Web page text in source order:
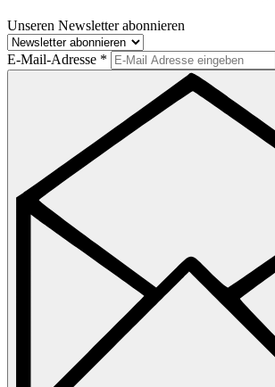
Unseren Newsletter abonnieren
E-Mail-Adresse *